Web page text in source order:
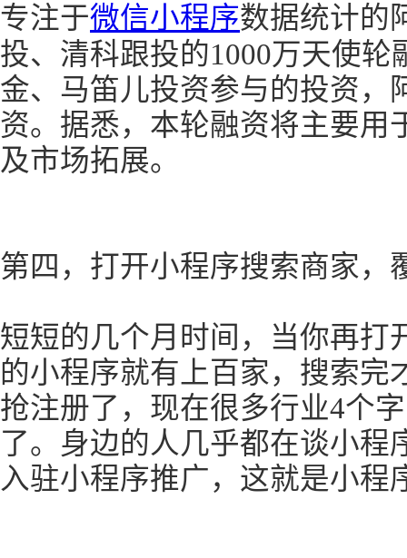
专注于微信小程序数据统计的
投、清科跟投的1000万天使
金、马笛儿投资参与的投资，
资。据悉，本轮融资将主要用
及市场拓展。
第四，打开小程序搜索商家，
短短的几个月时间，当你再打
的小程序就有上百家，搜索完
抢注册了，现在很多行业4个
了。身边的人几乎都在谈小程
入驻小程序推广，这就是小程